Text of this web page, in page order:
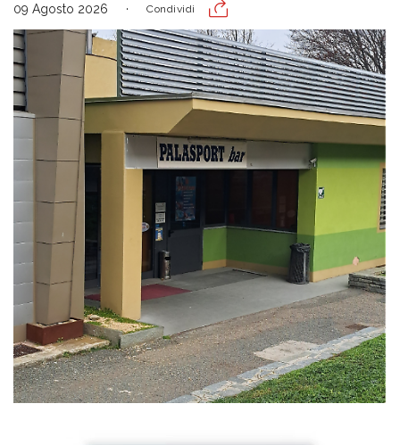
09 Agosto 2026 Condividi